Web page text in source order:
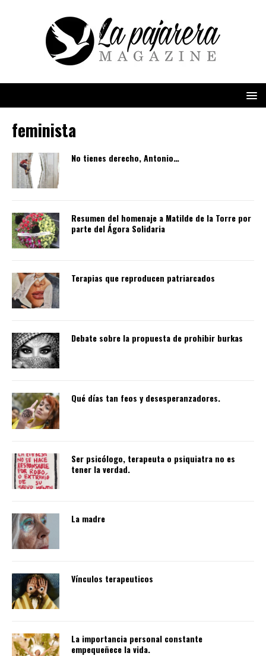
feminista
No tienes derecho, Antonio…
Resumen del homenaje a Matilde de la Torre por
parte del Ágora Solidaria
Terapias que reproducen patriarcados
Debate sobre la propuesta de prohibir burkas
Qué días tan feos y desesperanzadores.
Ser psicólogo, terapeuta o psiquiatra no es
tener la verdad.
La madre
Vínculos terapeuticos
La importancia personal constante
empequeñece la vida.